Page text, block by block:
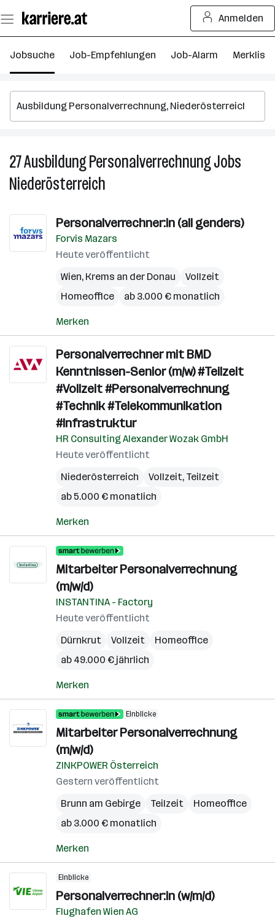
Seiteninhalt
springen
Anmelden
Jobsuche Job-Empfehlungen Job-Alarm Merkliste
27Ausbildung PersonalverrechnungJobs
Niederösterreich
Personalverrechner:in (all genders)
Forvis Mazars
Heute veröffentlicht
Wien, Krems an der Donau
Vollzeit
Homeoffice
ab 3.000 € monatlich
Merken
Personalverrechner mit BMD
Kenntnissen-Senior (m/w) #Teilzeit
#Vollzeit #Personalverrechnung
#Technik #Telekommunikation
#Infrastruktur
HR Consulting Alexander Wozak GmbH
Heute veröffentlicht
Niederösterreich
Vollzeit, Teilzeit
ab 5.000 € monatlich
Merken
Mitarbeiter Personalverrechnung
(m/w/d)
INSTANTINA - Factory
Heute veröffentlicht
Dürnkrut
Vollzeit
Homeoffice
ab 49.000 € jährlich
Merken
Einblicke
Mitarbeiter Personalverrechnung
(m/w/d)
ZINKPOWER Österreich
Gestern veröffentlicht
Brunn am Gebirge
Teilzeit
Homeoffice
ab 3.000 € monatlich
Merken
Einblicke
Personalverrechner:in (w/m/d)
Flughafen Wien AG